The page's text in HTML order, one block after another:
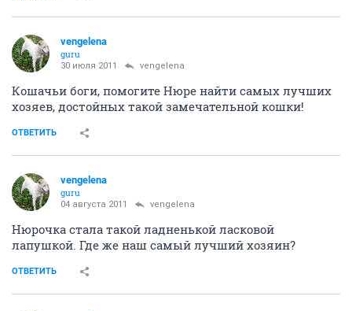
vengelena
guru
30 июля 2011 vengelena
Кошачьи боги, помогите Нюре найти самых лучших
хозяев, достойных такой замечательной кошки!
ОТВЕТИТЬ
vengelena
guru
04 августа 2011 vengelena
Нюрочка стала такой ладненькой ласковой
лапушкой. Где же наш самый лучший хозяин?
ОТВЕТИТЬ